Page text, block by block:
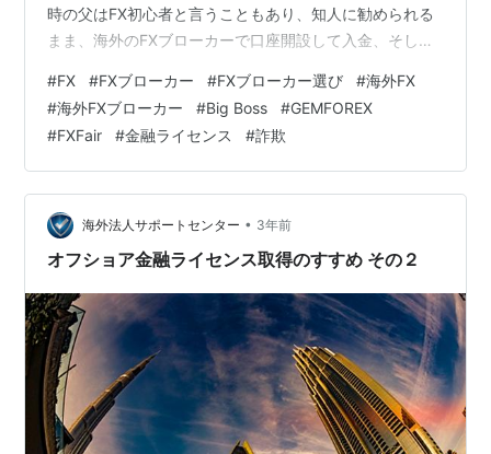
時の父はFX初心者と言うこともあり、知人に勧められる
まま、海外のFXブローカーで口座開設して入金、そして
ブローカー（当時のブローカーです）を使ったそうです
が、入金したが最後、出金手続きをしても全く反応無
し...という詐欺ブローカーだったそうです。 次に使った
のが、有名どころのFXCM。ところが、勝ち続けて2～3
ヶ月経つと、T/Pを入れていても全く効かないで素通りと
いうことが起…
#FX #FXブローカー #FXブローカー選び #海外FX
#海外FXブローカー #Big Boss #GEMFOREX
#FXFair #金融ライセンス #詐欺
海外法人サポートセンター • 3年前
オフショア金融ライセンス取得のすすめ その２